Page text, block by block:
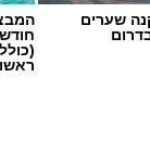
שערים